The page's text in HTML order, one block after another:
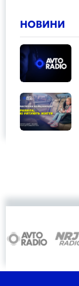
НОВИНИ